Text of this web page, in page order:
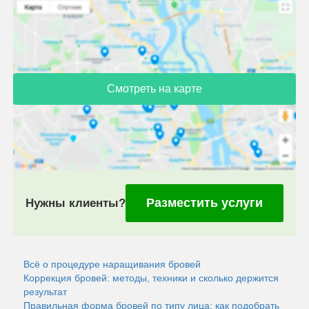
Смотреть на карте
Нужны клиенты? Разместить услуги
Всё о процедуре наращивания бровей
Коррекция бровей: методы, техники и сколько держится
результат
Правильная форма бровей по типу лица: как подобрать